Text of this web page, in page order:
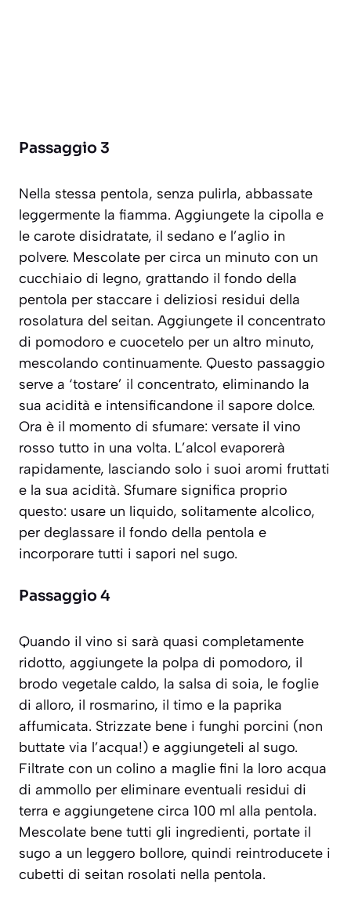
Passaggio 3
Nella stessa pentola, senza pulirla, abbassate
leggermente la fiamma. Aggiungete la cipolla e
le carote disidratate, il sedano e l’aglio in
polvere. Mescolate per circa un minuto con un
cucchiaio di legno, grattando il fondo della
pentola per staccare i deliziosi residui della
rosolatura del seitan. Aggiungete il concentrato
di pomodoro e cuocetelo per un altro minuto,
mescolando continuamente. Questo passaggio
serve a ‘tostare’ il concentrato, eliminando la
sua acidità e intensificandone il sapore dolce.
Ora è il momento di sfumare: versate il vino
rosso tutto in una volta. L’alcol evaporerà
rapidamente, lasciando solo i suoi aromi fruttati
e la sua acidità. Sfumare significa proprio
questo: usare un liquido, solitamente alcolico,
per deglassare il fondo della pentola e
incorporare tutti i sapori nel sugo.
Passaggio 4
Quando il vino si sarà quasi completamente
ridotto, aggiungete la polpa di pomodoro, il
brodo vegetale caldo, la salsa di soia, le foglie
di alloro, il rosmarino, il timo e la paprika
affumicata. Strizzate bene i funghi porcini (non
buttate via l’acqua!) e aggiungeteli al sugo.
Filtrate con un colino a maglie fini la loro acqua
di ammollo per eliminare eventuali residui di
terra e aggiungetene circa 100 ml alla pentola.
Mescolate bene tutti gli ingredienti, portate il
sugo a un leggero bollore, quindi reintroducete i
cubetti di seitan rosolati nella pentola.